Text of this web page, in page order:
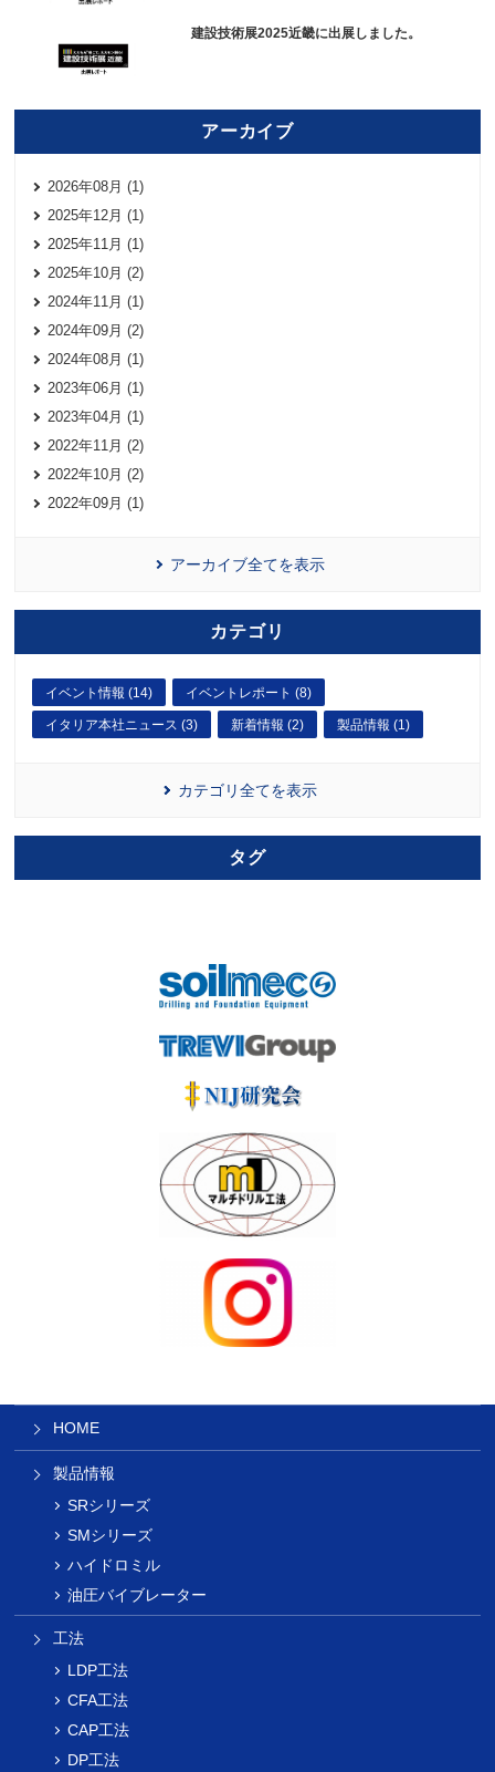
建設技術展2025近畿に出展しました。
アーカイブ
2026年08月 (1)
2025年12月 (1)
2025年11月 (1)
2025年10月 (2)
2024年11月 (1)
2024年09月 (2)
2024年08月 (1)
2023年06月 (1)
2023年04月 (1)
2022年11月 (2)
2022年10月 (2)
2022年09月 (1)
アーカイブ全てを表示
カテゴリ
イベント情報 (14) イベントレポート (8)
イタリア本社ニュース (3) 新着情報 (2) 製品情報 (1)
カテゴリ全てを表示
タグ
HOME
製品情報
SRシリーズ
SMシリーズ
ハイドロミル
油圧バイブレーター
工法
LDP工法
CFA工法
CAP工法
DP工法